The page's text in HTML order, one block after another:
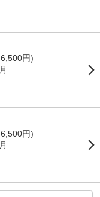
円)
円)